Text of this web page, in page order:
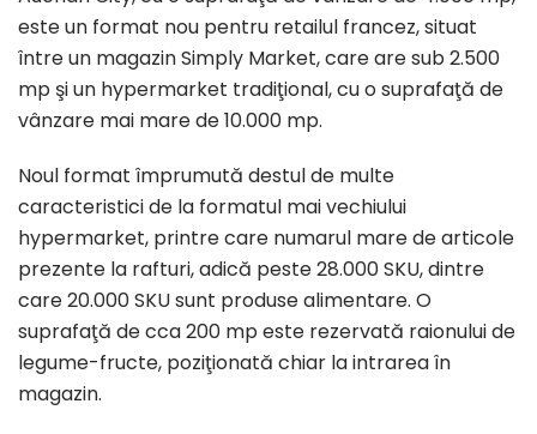
este un format nou pentru retailul francez, situat
între un magazin Simply Market, care are sub 2.500
mp şi un hypermarket tradiţional, cu o suprafaţă de
vânzare mai mare de 10.000 mp.
Noul format împrumută destul de multe
caracteristici de la formatul mai vechiului
hypermarket, printre care numarul mare de articole
prezente la rafturi, adică peste 28.000 SKU, dintre
care 20.000 SKU sunt produse alimentare. O
suprafaţă de cca 200 mp este rezervată raionului de
legume-fructe, poziţionată chiar la intrarea în
magazin.